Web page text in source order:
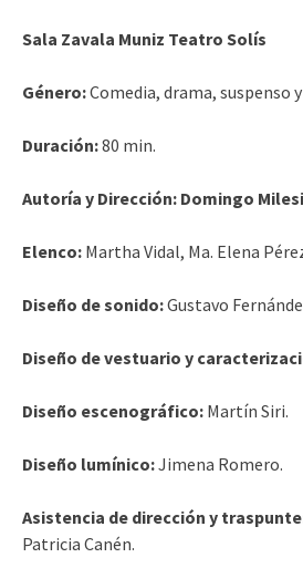
Sala Zavala Muniz Teatro Solís
Género:Comedia, drama, suspenso
Duración:80 min.
Autoría y Dirección: Domingo
Elenco: Martha Vidal, Ma. Elena
Diseño de sonido:Gustavo
Diseño de vestuario y
Diseño escenográfico: Martín Siri.
Diseño lumínico:Jimena Romero.
Asistencia de dirección y
Patricia Canén.